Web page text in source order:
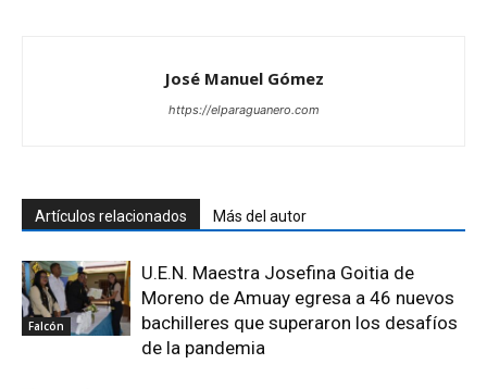
José Manuel Gómez
https://elparaguanero.com
Artículos relacionados Más del autor
Falcón
U.E.N. Maestra Josefina Goitia de
Moreno de Amuay egresa a 46 nuevos
bachilleres que superaron los desafíos
de la pandemia